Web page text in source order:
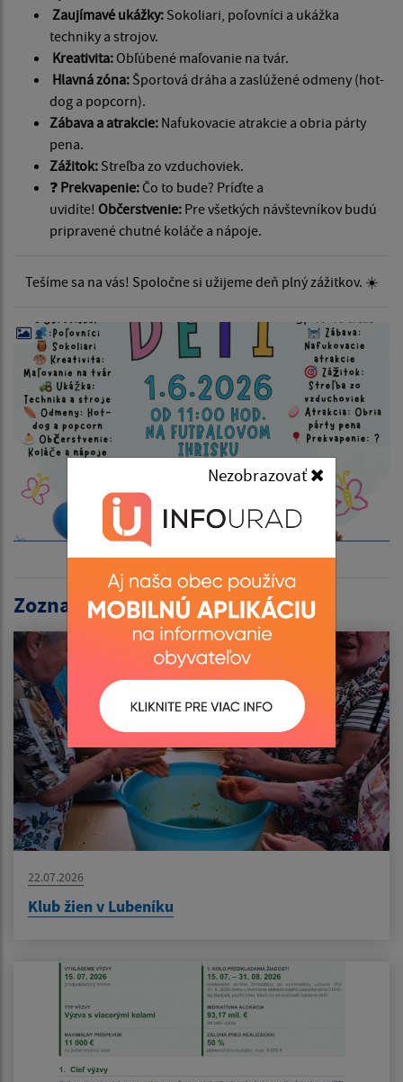
Nezobrazovať
Zaujímavé ukážky: Sokoliari, poľovníci a ukážka
techniky a strojov.
Kreativita: Obľúbené maľovanie na tvár.
Hlavná zóna: Športová dráha a zaslúžené odmeny (hot-
dog a popcorn).
Zábava a atrakcie: Nafukovacie atrakcie a obria párty
pena.
Zážitok: Streľba zo vzduchoviek.
❓ Prekvapenie: Čo to bude? Príďte a
uvidíte! Občerstvenie: Pre všetkých návštevníkov budú
pripravené chutné koláče a nápoje.
Tešíme sa na vás! Spoločne si užijeme deň plný zážitkov. ☀️
Zoznam aktualít:
22.07.2026
Klub žien v Lubeníku